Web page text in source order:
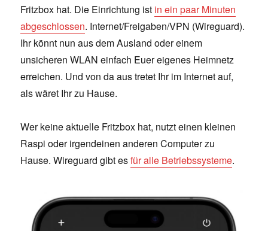
Fritzbox hat. Die Einrichtung ist in ein paar Minuten
abgeschlossen. Internet/Freigaben/VPN (Wireguard).
Ihr könnt nun aus dem Ausland oder einem
unsicheren WLAN einfach Euer eigenes Heimnetz
erreichen. Und von da aus tretet Ihr im Internet auf,
als wäret Ihr zu Hause.
Wer keine aktuelle Fritzbox hat, nutzt einen kleinen
Raspi oder irgendeinen anderen Computer zu
Hause. Wireguard gibt esfür alle Betriebssysteme.